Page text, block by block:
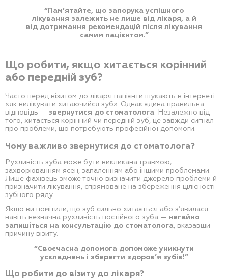
“Пам’ятайте, що запорука успішного
лікування залежить не лише від лікаря, а й
від дотримання рекомендацій після лікування
самим пацієнтом.”
Що робити, якщо хитається корінний
або передній зуб?
Часто перед візитом до лікаря пацієнти шукають в інтернеті
«як вилікувати хитаючийся зуб». Однак єдина правильна
відповідь — звернутися до стоматолога. Незалежно від
того, хитається корінний чи передній зуб, це завжди сигнал
про проблеми, що потребують професійної допомоги.
Чому важливо звернутися до стоматолога?
Рухливість зуба може бути викликана травмою,
захворюванням ясен, запаленням або іншими проблемами.
Лише фахівець зможе точно визначити джерело проблеми й
призначити лікування, спрямоване на збереження цілісності
зубного ряду.
Якщо ви помітили, що зуб сильно хитається або з’явилася
навіть незначна рухливість постійного зуба — негайно
запишіться на консультацію до стоматолога, вказавши
причину візиту.
“Своєчасна допомога допоможе уникнути
ускладнень і зберегти здоров’я зубів!”
Що робити до візиту до лікаря?